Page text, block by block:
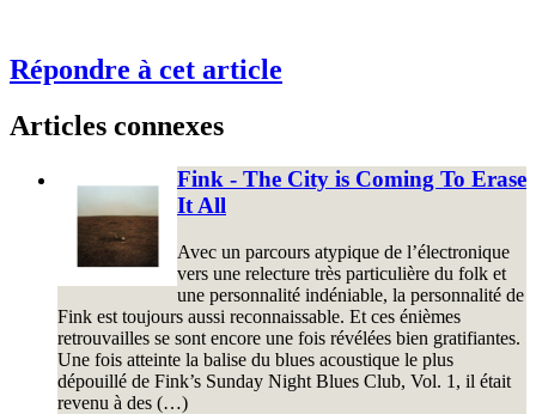
Répondre à cet article
Articles connexes
Fink - The City is Coming To Erase
It All
Avec un parcours atypique de l’électronique
vers une relecture très particulière du folk et
une personnalité indéniable, la personnalité de
Fink est toujours aussi reconnaissable. Et ces énièmes
retrouvailles se sont encore une fois révélées bien gratifiantes.
Une fois atteinte la balise du blues acoustique le plus
dépouillé de Fink’s Sunday Night Blues Club, Vol. 1, il était
revenu à des (…)